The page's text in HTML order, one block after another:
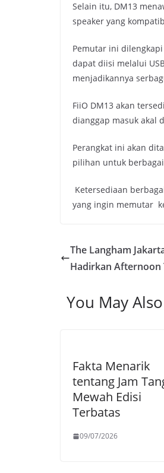
Selain itu, DM13
speaker yang
Pemutar ini
dapat diisi melalui
menjadikannya
FiiO DM13 akan
dianggap masuk akal
Perangkat ini akan
pilihan untuk
Ketersediaan
yang ingin memutar
The Langham
Hadirkan Afternoon
You May
Fakta Menarik
tentang Jam
Mewah Edisi
Terbatas
09/07/2026